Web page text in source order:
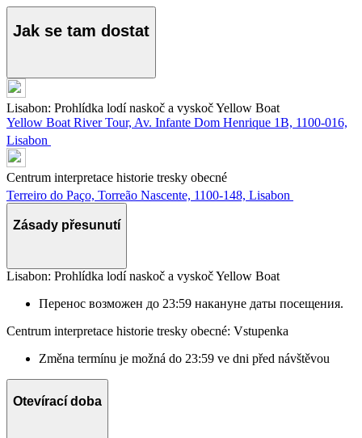
Jak se tam dostat
Lisabon: Prohlídka lodí naskoč a vyskoč Yellow Boat
Yellow Boat River Tour, Av. Infante Dom Henrique 1B, 1100-016,
Lisabon
Centrum interpretace historie tresky obecné
Terreiro do Paço, Torreão Nascente, 1100-148, Lisabon
Zásady přesunutí
Lisabon: Prohlídka lodí naskoč a vyskoč Yellow Boat
Перенос возможен до 23:59 накануне даты посещения.
Centrum interpretace historie tresky obecné: Vstupenka
Změna termínu je možná do 23:59 ve dni před návštěvou
Otevírací doba